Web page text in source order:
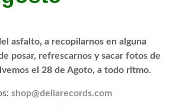
asfalto, a recopilarnos en alguna
posar, refrescarnos y sacar fotos de
el 28 de Agoto, a todo ritmo.
shop@deliarecords.com